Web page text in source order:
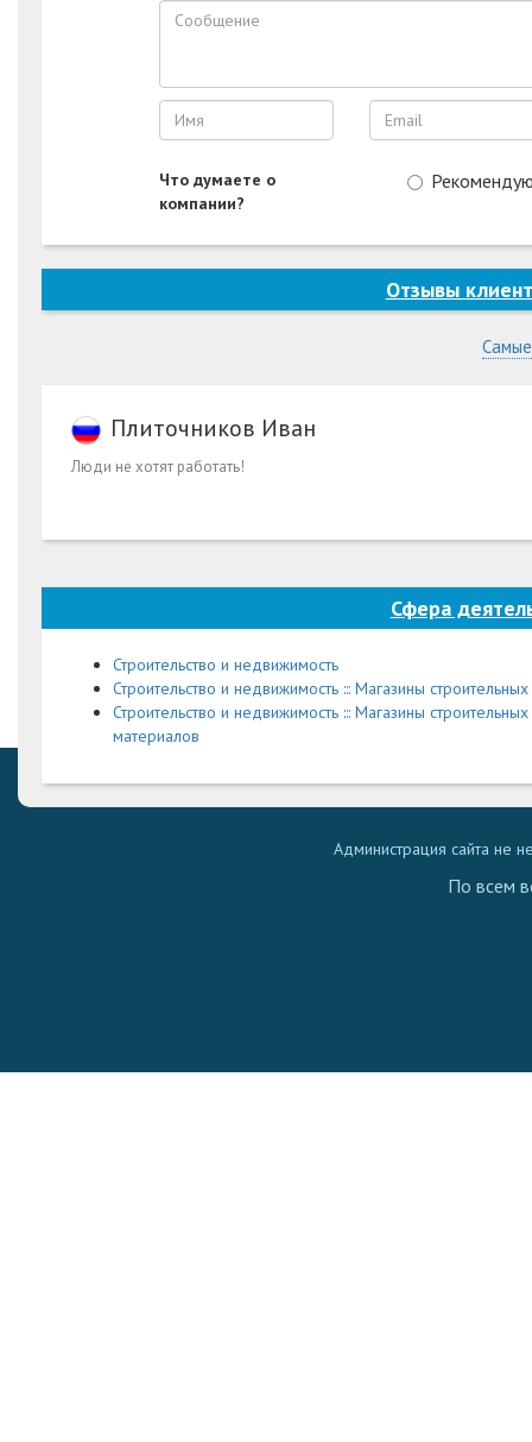
Что думаете о
компании?
Отзывы
Плиточников Иван
Люди не хотят работать!
Сфера
Строительство и недвижимость
Строительство и недвижимость ::: Магазины
Строительство и недвижимость ::: Магазины
материалов
Администрация сайта не
По всем